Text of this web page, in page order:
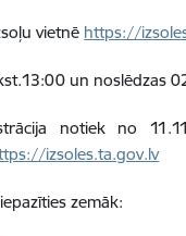
vietnē https://
un noslēdzas
notiek no
izsoles.ta.gov.lv
zemāk: